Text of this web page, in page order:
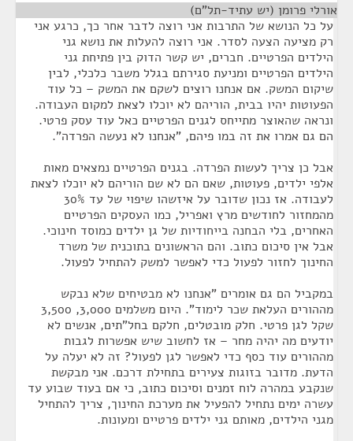
אורלי פרומן (יש עתיד-תל"ם)
על כל הנושא של התרבות אני רוצה לדבר אחר כך, כרגע אני
רק מציעה הצעה לסדר. אני רוצה להעלות את נושא גני
הילדים הפרטיים. חברים, יש קשר הדוק בין פתיחת גני
הילדים הפרטיים ומניעת סגירתם בגלל משבר כלכלי, לבין
שיקום המשק. אם אנחנו רוצים לשקם את המשק – כל עוד
הפעוטות יהיו בבית, הוריהם לא יוכלו לצאת למקום העבודה.
ונראה שהאוצר מתייחס לגנים הפרטיים כאל עוד עסק פרטי.
הם גם אמרו את זה במו פיהם, "אנחנו לא נעשה הפרדה".
אבל כן צריך לעשות הפרדה. בגנים הפרטיים נמצאים מאות
אלפי ילדים, פעוטות, שאם הם לא שם הוריהם לא יוכלו לצאת
לעבודה. אז נכון שדובר על איזשהו שיפוי של עד 30%
מהמחזור לחודשים מרץ ואפריל, כמו העסקים הפרטיים
האחרים, בלי הבחנה בייחודיות של גן ילדים כמוסד חינוכי.
אבל אין סיכום כתוב. והם הראשונים בתוכנית של משרד
החינוך לחזור לפעול כדי לאפשר למשק להתחיל לפעול.
במקביל הם גם אומרים "אנחנו לא מבטיחים שלא נבקש
מההורים העלאת שכר לימוד". היום משלמים 3,000, 3,500
שקל לגן פרטי. חלק מובטלים, חלקם בחל"תים, אנשים לא
יודעים מה יהיה מחר – אז לחשוב שיש אפשרות לגבות
מההורים עוד כסף כדי לאפשר לגן לפעול? זה לא יעלה על
הדעת. מדובר בזוגות צעירים בתחילת דרכם. אני מבקשת
שנקבע במהרה לוח זמנים וסיכום כתוב, כי אם בעוד שבוע עד
עשרה ימים נתחיל להפעיל את מערכת החינוך, צריך להתחיל
מגני הילדים, מאותם גני ילדים פרטיים ומעונות.